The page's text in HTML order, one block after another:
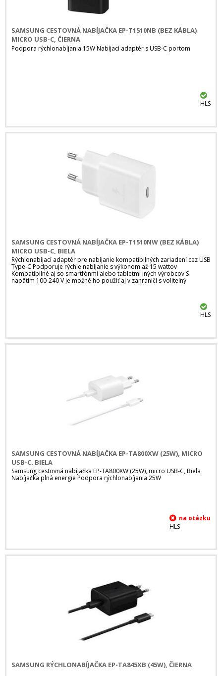
SAMSUNG CESTOVNÁ NABÍJAČKA EP-T1510NB (BEZ KÁBLA)
MICRO USB-C, ČIERNA
Podpora rýchlonabíjania 15W Nabíjací adaptér s USB-C portom
HLS
SAMSUNG CESTOVNÁ NABÍJAČKA EP-T1510NW (BEZ KÁBLA)
MICRO USB-C, BIELA
Rýchlonabíjací adaptér pre nabíjanie kompatibilných zariadení cez USB
Type-C Podporuje rýchle nabíjanie s výkonom až 15 wattov
Kompatibilné aj so smartfónmi alebo tabletmi iných výrobcov S
napätím 100-240 V je možné ho použiť aj v zahraničí s voliteľný
HLS
SAMSUNG CESTOVNÁ NABÍJAČKA EP-TA800XW (25W), MICRO
USB-C, BIELA
Samsung cestovná nabíjačka EP-TA800XW (25W), micro USB-C, Biela
Nabíjačka plná energie Podpora rýchlonabíjania 25W
HLS
SAMSUNG RÝCHLONABÍJAČKA EP-TA845XB (45W), ČIERNA